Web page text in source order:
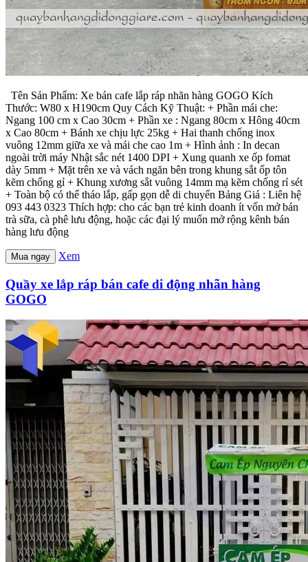
Tên Sản Phẩm: Xe bán cafe lắp ráp nhãn hàng GOGO Kích
Thước: W80 x H190cm Quy Cách Kỹ Thuật: + Phần mái che:
Ngang 100 cm x Cao 30cm + Phần xe : Ngang 80cm x Hông 40cm
x Cao 80cm + Bánh xe chịu lực 25kg + Hai thanh chống inox
vuông 12mm giữa xe và mái che cao 1m + Hình ảnh : In decan
ngoài trời máy Nhật sắc nét 1400 DPI + Xung quanh xe ốp fomat
dày 5mm + Mặt trên xe và vách ngăn bên trong khung sắt ốp tôn
kẽm chống gỉ + Khung xương sắt vuông 14mm mạ kẽm chống rỉ sét
+ Toàn bộ có thể tháo lắp, gấp gọn dễ di chuyển Bảng Giá : Liên hệ
093 443 0323 Thích hợp: cho các bạn trẻ kinh doanh ít vốn mở bán
trà sữa, cà phê lưu động, hoặc các đại lý muốn mở rộng kênh bán
hàng lưu động
Mua ngay Xem
Quầy xe lắp ráp bán cafe di động nhãn hàng
GOGO